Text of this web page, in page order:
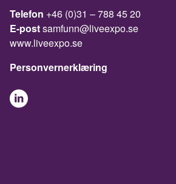
Telefon +46 (0)31 – 788 45 20
E-postsamfunn@liveexpo.se
www.liveexpo.se
Personvernerklæring